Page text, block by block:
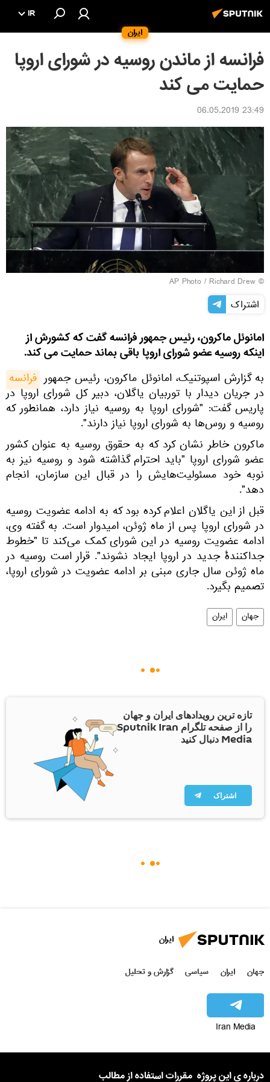
ایران
IR
فرانسه از ماندن روسیه در شورای اروپا
حمایت می کند
23:49 06.05.2019
© AP Photo / Richard Drew
اشتراک
امانوئل ماکرون، رئیس جمهور فرانسه گفت که کشورش از
اینکه روسیه عضو شورای اروپا باقی بماند حمایت می کند.
به گزارش اسپوتنیک، امانوئل ماکرون، رئیس جمهور فرانسه
در جریان دیدار با توربیان یاگلان، دبیر کل شورای اروپا در
پاریس گفت: "شورای اروپا به روسیه نیاز دارد، همانطور که
روسیه و روس‌ها به شورای اروپا نیاز دارند".
ماکرون خاطر نشان کرد که به حقوق روسیه به عنوان کشور
عضو شورای اروپا "باید احترام گذاشته شود و روسیه نیز به
نوبه خود مسئولیت‌هایش را در قبال این سازمان، انجام
دهد".
قبل از این یاگلان اعلام کرده بود که به ادامه عضویت روسیه
در شورای اروپا پس از ماه ژوئن، امیدوار است. به گفته وی،
ادامه عضویت روسیه در این شورای کمک می‌کند تا "خطوط
جداکنندهٔ جدید در اروپا ایجاد نشوند". قرار است روسیه در
ماه ژوئن سال جاری مبنی بر ادامه عضویت در شورای اروپا،
تصمیم بگیرد.
جهان ایران
تازه ترین رویدادهای ایران و جهان
را از صفحه تلگرام Sputnik Iran
Media دنبال کنید
اشتراک
ایران
جهان ایران سیاسی گزارش و تحلیل
Iran Media
درباره ی این پروژه مقررات استفاده از مطالب